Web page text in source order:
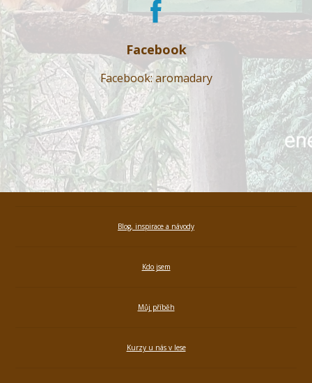
Facebook
Facebook: aromadary
Blog, inspirace a návody
Kdo jsem
Můj příběh
Kurzy u nás v lese